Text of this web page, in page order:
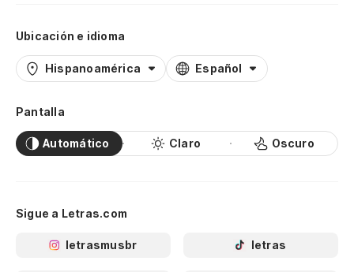
Ubicación e idioma
Hispanoamérica Español
Pantalla
Automático Claro Oscuro
Sigue a Letras.com
letrasmusbr letras